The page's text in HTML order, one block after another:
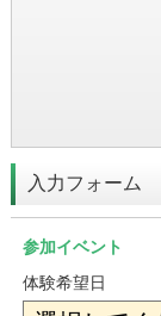
入力フォーム
参加イベント
体験希望日